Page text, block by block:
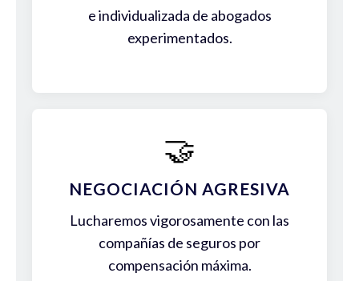
e individualizada de abogados
experimentados.
🤝
NEGOCIACIÓN AGRESIVA
Lucharemos vigorosamente con las
compañías de seguros por
compensación máxima.